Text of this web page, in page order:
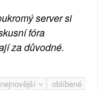
server si
fóra
za důvodné.
nejnovější oblíbené